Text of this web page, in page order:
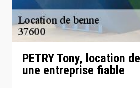
PETRY Tony, location
une entreprise fiable